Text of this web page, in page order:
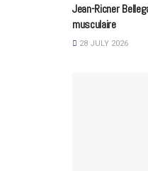
Jean-Ricner
musculaire
28 JULY 2026